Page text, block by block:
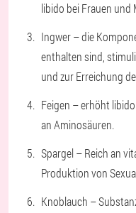
libido bei Frauen und
Ingwer– die
enthalten sind,
und zur Erreichung
Feigen – erhöht
an Aminosäuren.
Spargel – Reich an
Produktion von
Knoblauch –